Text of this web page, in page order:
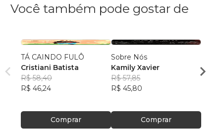
Você também pode gostar de
TÁ CAINDO FULÔ
Cristiani Batista
R$ 58,40
R$ 46,24
Comprar
Sobre Nós
Kamily Xavier
R$ 57,85
R$ 45,80
Comprar
R$